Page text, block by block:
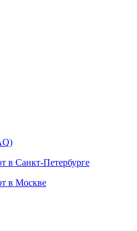
в Санкт-Петербурге
в Москве